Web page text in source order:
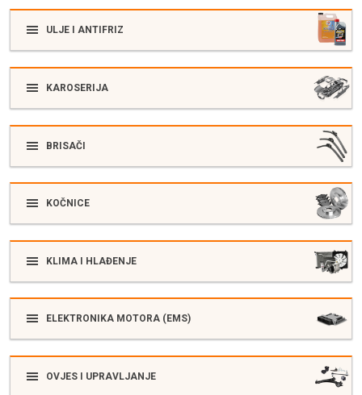
ULJE I ANTIFRIZ
KAROSERIJA
BRISAČI
KOČNICE
KLIMA I HLAĐENJE
ELEKTRONIKA MOTORA (EMS)
OVJES I UPRAVLJANJE